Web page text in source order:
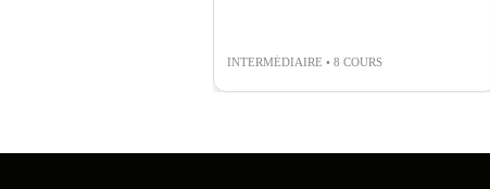
INTERMÉDIAIRE • 8 COURS